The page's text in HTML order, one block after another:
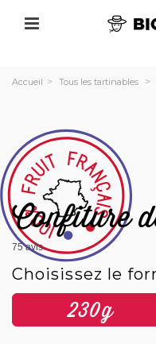
Accueil > Tous les tartinables >
Confiture
75avis
Choisissez le
230g